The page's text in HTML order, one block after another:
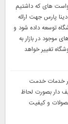
های که داشتیم
دینا پارس جهت ارائه
توسعه داده شود و
موجود در بازار به
تغییر خواهد
خدمات خدمت
خود را از 30تا 60درصد تخفیف دار بصورت لحاظ
و کیفیت